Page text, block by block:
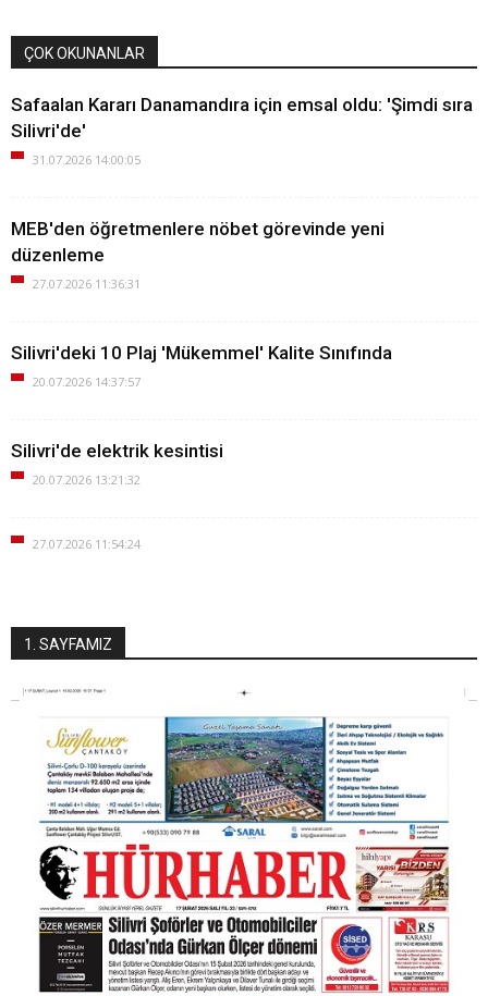
ÇOK OKUNANLAR
Safaalan Kararı Danamandıra için emsal oldu: 'Şimdi sıra
Silivri'de'
31.07.2026 14:00:05
MEB'den öğretmenlere nöbet görevinde yeni
düzenleme
27.07.2026 11:36:31
Silivri'deki 10 Plaj 'Mükemmel' Kalite Sınıfında
20.07.2026 14:37:57
Silivri'de elektrik kesintisi
20.07.2026 13:21:32
27.07.2026 11:54:24
1. SAYFAMIZ